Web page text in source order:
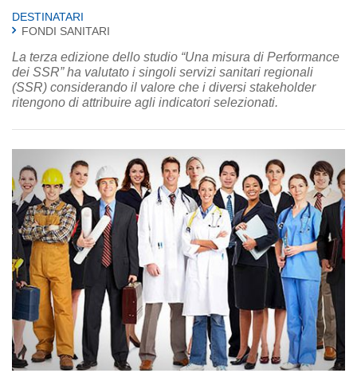
DESTINATARI
FONDI SANITARI
La terza edizione dello studio “Una misura di Performance
dei SSR” ha valutato i singoli servizi sanitari regionali
(SSR) considerando il valore che i diversi stakeholder
ritengono di attribuire agli indicatori selezionati.